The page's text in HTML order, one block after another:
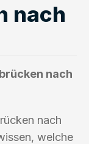
nach
nach
nach
welche